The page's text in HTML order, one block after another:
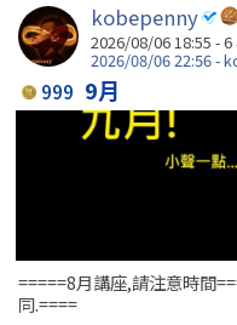
kobepenny
2026/08/06 18:55 -6
2026/08/06 22:56 -
999 9月
=====8月講座,請注意時間
同.====